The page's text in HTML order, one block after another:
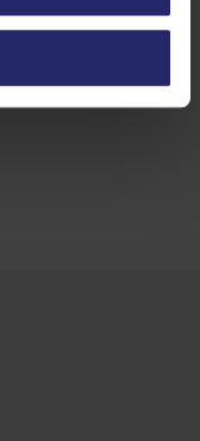
Citește mai mult